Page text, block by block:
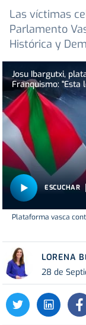
Las víctimas
Parlamento
Histórica y
Josu Ibargutxi,
Franquismo:
ESCUCHAR
Plataforma vasca
LORENA
28 de